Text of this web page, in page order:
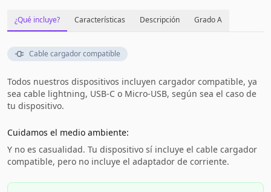
¿Qué incluye? Características Descripción Grado A
Cable cargador compatible
Todos nuestros dispositivos incluyen cargador compatible, ya
sea cable lightning, USB-C o Micro-USB, según sea el caso de
tu dispositivo.
Cuidamos el medio ambiente:
Y no es casualidad. Tu dispositivo sí incluye el cable cargador
compatible, pero no incluye el adaptador de corriente.